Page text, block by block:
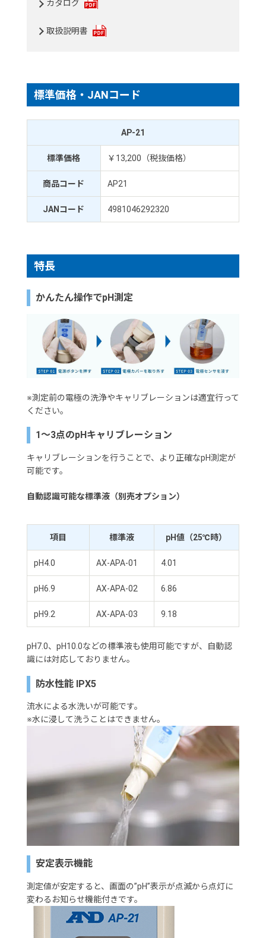
カタログ
取扱説明書
標準価格・JANコード
AP-21
標準価格 ￥13,200（税抜価格）
商品コード AP21
JANコード 4981046292320
特長
かんたん操作でpH測定
※測定前の電極の洗浄やキャリブレーションは適宜行って
ください。
1～3点のpHキャリブレーション
キャリブレーションを行うことで、より正確なpH測定が
可能です。
自動認識可能な標準液（別売オプション）
項目 標準液 pH値（25℃時）
pH4.0 AX-APA-01 4.01
pH6.9 AX-APA-02 6.86
pH9.2 AX-APA-03 9.18
pH7.0、pH10.0などの標準液も使用可能ですが、自動認
識には対応しておりません。
防水性能 IPX5
流水による水洗いが可能です。
※水に浸して洗うことはできません。
安定表示機能
測定値が安定すると、画面の”pH”表示が点滅から点灯に
変わるお知らせ機能付きです。